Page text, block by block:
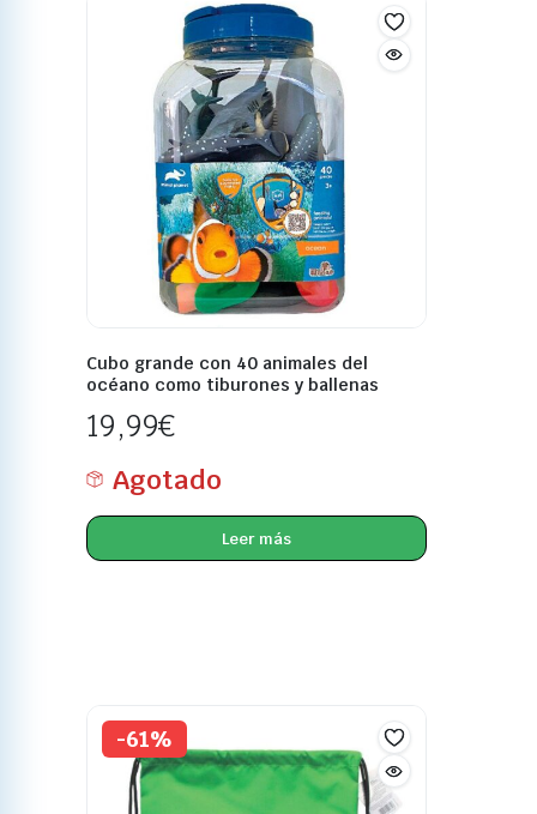
Cubo grande con 40 animales del
océano como tiburones y ballenas
19,99€
Agotado
Leer más
-61%